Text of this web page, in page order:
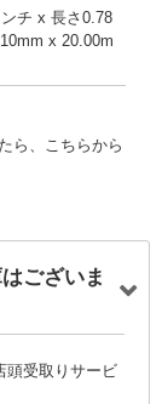
チ x 長さ0.78
x 20.00m
ら、こちらから
ございま
頭受取りサービ